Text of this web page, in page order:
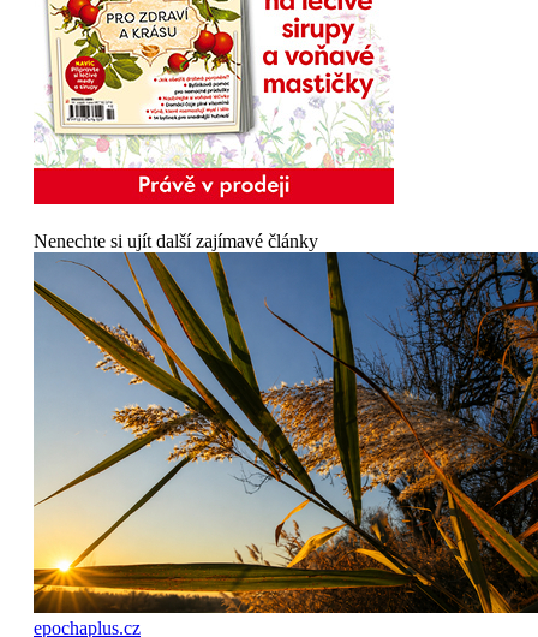
Nenechte si ujít další zajímavé články
epochaplus.cz